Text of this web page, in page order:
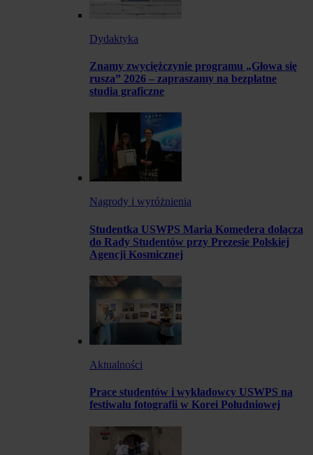
Dydaktyka
Znamy zwyciężczynie programu „Głowa się
rusza” 2026 – zapraszamy na bezpłatne
studia graficzne
Nagrody i wyróżnienia
Studentka USWPS Maria Komędera dołącza
do Rady Studentów przy Prezesie Polskiej
Agencji Kosmicznej
Aktualności
Prace studentów i wykładowcy USWPS na
festiwalu fotografii w Korei Południowej